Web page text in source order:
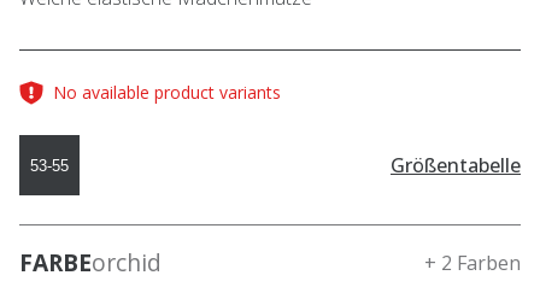
No available product variants
53-55 Größentabelle
FARBEorchid + 2 Farben